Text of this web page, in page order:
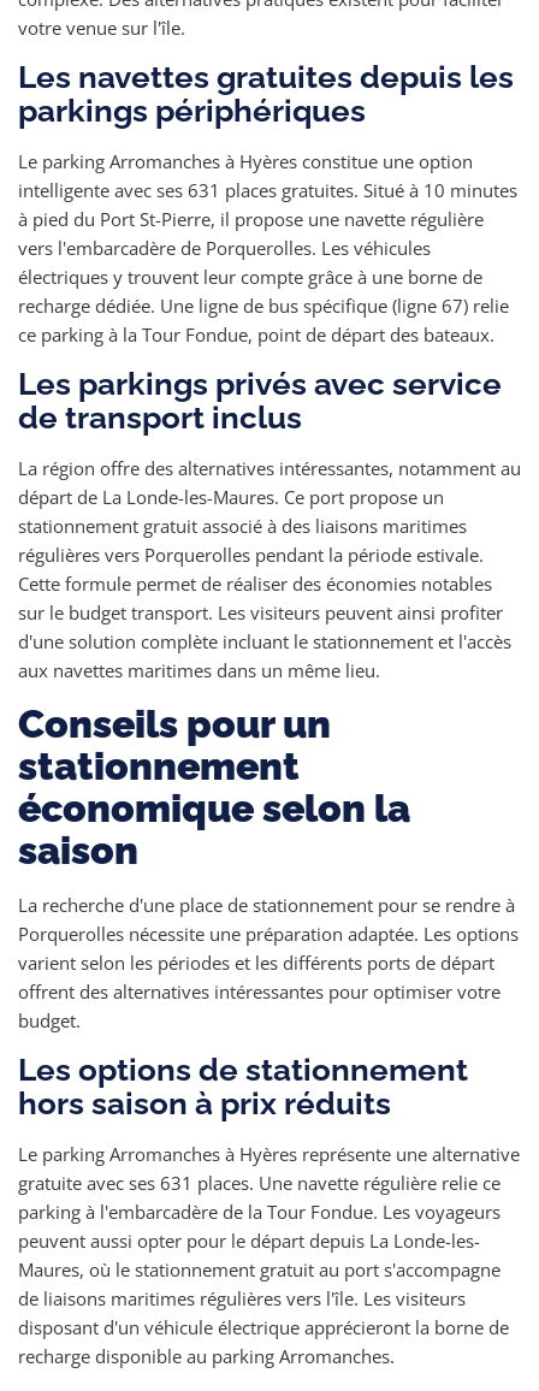
votre venue sur l'île.
Les navettes gratuites depuis les
parkings périphériques
Le parking Arromanches à Hyères constitue une option
intelligente avec ses 631 places gratuites. Situé à 10 minutes
à pied du Port St-Pierre, il propose une navette régulière
vers l'embarcadère de Porquerolles. Les véhicules
électriques y trouvent leur compte grâce à une borne de
recharge dédiée. Une ligne de bus spécifique (ligne 67) relie
ce parking à la Tour Fondue, point de départ des bateaux.
Les parkings privés avec service
de transport inclus
La région offre des alternatives intéressantes, notamment au
départ de La Londe-les-Maures. Ce port propose un
stationnement gratuit associé à des liaisons maritimes
régulières vers Porquerolles pendant la période estivale.
Cette formule permet de réaliser des économies notables
sur le budget transport. Les visiteurs peuvent ainsi profiter
d'une solution complète incluant le stationnement et l'accès
aux navettes maritimes dans un même lieu.
Conseils pour un
stationnement
économique selon la
saison
La recherche d'une place de stationnement pour se rendre à
Porquerolles nécessite une préparation adaptée. Les options
varient selon les périodes et les différents ports de départ
offrent des alternatives intéressantes pour optimiser votre
budget.
Les options de stationnement
hors saison à prix réduits
Le parking Arromanches à Hyères représente une alternative
gratuite avec ses 631 places. Une navette régulière relie ce
parking à l'embarcadère de la Tour Fondue. Les voyageurs
peuvent aussi opter pour le départ depuis La Londe-les-
Maures, où le stationnement gratuit au port s'accompagne
de liaisons maritimes régulières vers l'île. Les visiteurs
disposant d'un véhicule électrique apprécieront la borne de
recharge disponible au parking Arromanches.